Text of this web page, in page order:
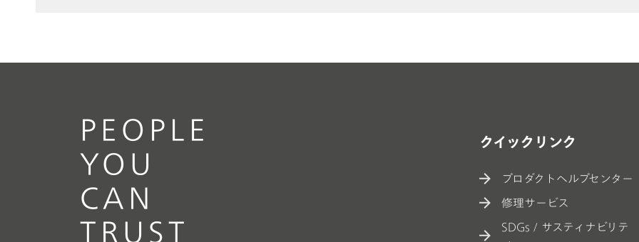
PEOPLE
YOU
CAN
TRUST
クイックリンク
プロダクトヘルプセンター
修理サービス
SDGs / サスティナビリテ